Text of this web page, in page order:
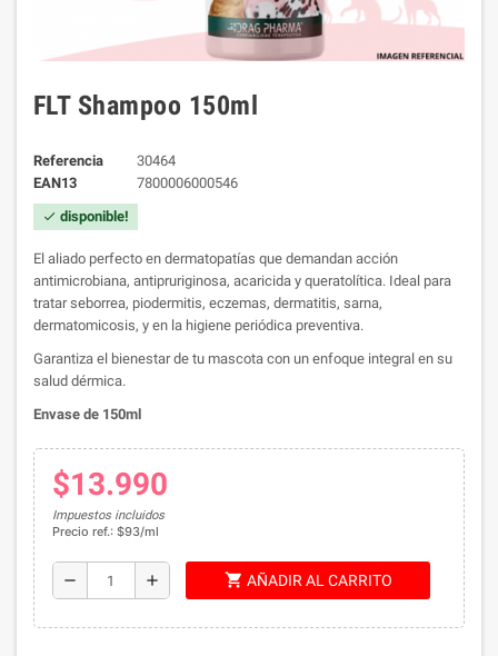
FLT Shampoo 150ml
Referencia
30464
EAN13
7800006000546
check disponible!
El aliado perfecto en dermatopatías que demandan acción
antimicrobiana, antipruriginosa, acaricida y queratolítica. Ideal para
tratar seborrea, piodermitis, eczemas, dermatitis, sarna,
dermatomicosis, y en la higiene periódica preventiva.
Garantiza el bienestar de tu mascota con un enfoque integral en su
salud dérmica.
Envase de 150ml
$13.990
Impuestos incluidos
Precio ref.: $93/ml
remove add shopping_cart AÑADIR AL CARRITO